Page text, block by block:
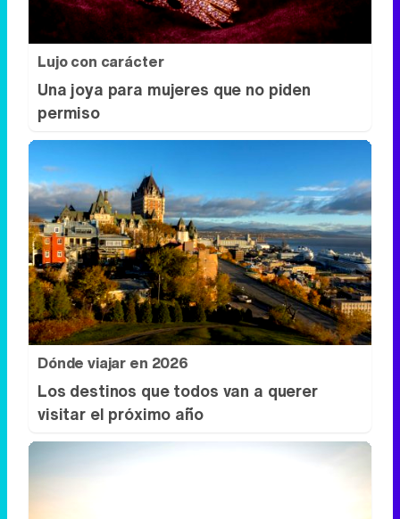
Lujo con carácter
Una joya para mujeres que no piden
permiso
Dónde viajar en 2026
Los destinos que todos van a querer
visitar el próximo año